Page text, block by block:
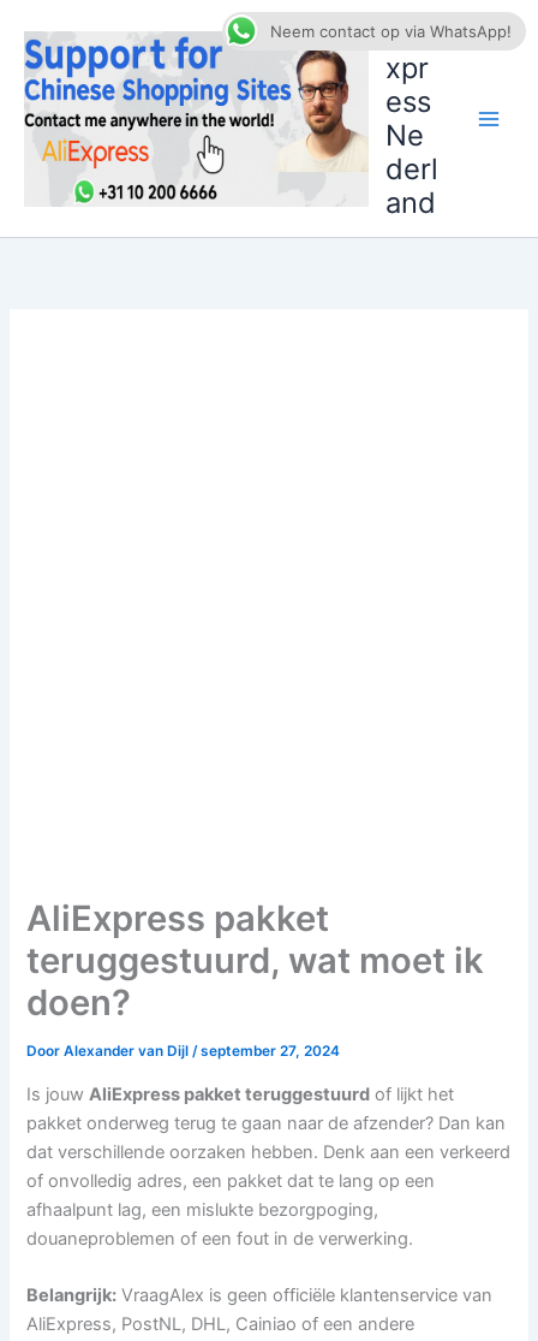
naar
inhoud
AliE
xpr
ess
Ne
derl
and
AliExpress pakket
teruggestuurd, wat moet ik
doen?
DoorAlexander van Dijl/september 27, 2024
Is jouwAliExpress pakket teruggestuurd of lijkt het
pakket onderweg terug te gaan naar de afzender? Dan kan
dat verschillende oorzaken hebben. Denk aan een verkeerd
of onvolledig adres, een pakket dat te lang op een
afhaalpunt lag, een mislukte bezorgpoging,
douaneproblemen of een fout in de verwerking.
Belangrijk: VraagAlex is geen officiële klantenservice van
AliExpress, PostNL, DHL, Cainiao of een andere
Neem contact op via WhatsApp!